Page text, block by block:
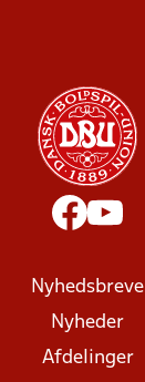
Nyhedsbreve
Nyheder
Afdelinger